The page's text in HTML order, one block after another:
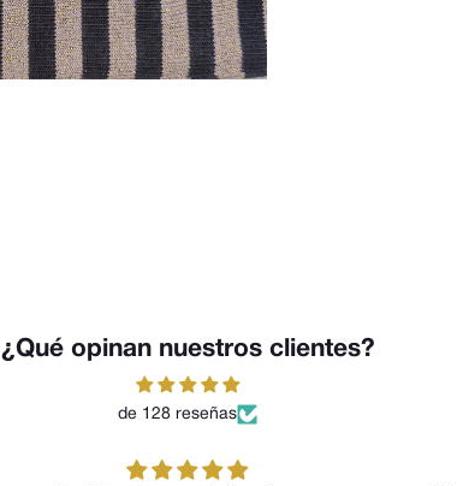
¿Qué opinan nuestros clientes?
de 128 reseñas